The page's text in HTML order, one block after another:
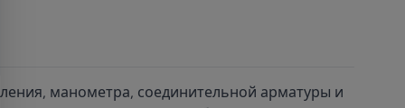
манометра, соединительной арматуры и